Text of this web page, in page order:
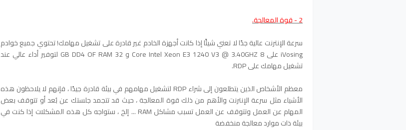
2 - قوة المعالجة.
سرعة الإنترنت عالية جدًا لا تعني شيئًا إذا كانت أجهزة الخادم غير قادرة على تشغيل مهامك! تحتوي جميع خوادم
iVosing على 8 Core Intel Xeon E3 1240 V3 @ 3.40GHZ و 32 GB DD4 OF RAM لتوفير أداء عالي عند
تشغيل مهامك على RDP.
معظم الأشخاص الذين يتطلعون إلى شراء RDP لتشغيل مهامهم في بيئة قادرة جيدًا ، فإنهم لا يلاحظون هذه
الأشياء مثل سرعة الإنترنت والأهم من ذلك قوة المعالجة ، حيث قد تتجمد جلستك عن بُعد أو تتوقف بعض
المهام عن العمل وتتوقف عن العمل تسبب مشاكل RAM ... إلخ ، ستواجه كل هذه المشكلات إذا كنت في
بيئة ذات موارد معالجة منخفضة